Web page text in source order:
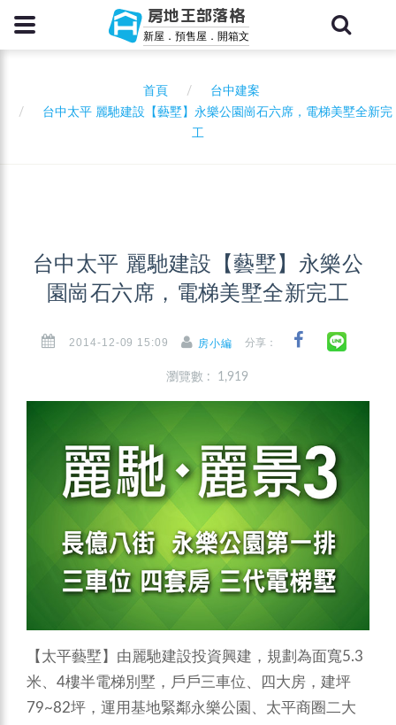
房地王部落格
新屋．預售屋．開箱文
首頁
台中建案
台中太平 麗馳建設【藝墅】永樂公園崗石六席，電梯美墅全新完
工
台中太平 麗馳建設【藝墅】永樂公
園崗石六席，電梯美墅全新完工
2014-12-09 15:09 房小編 分享：
瀏覽數 : 1,919
【太平藝墅】由麗馳建設投資興建，規劃為面寬5.3
米、4樓半電梯別墅，戶戶三車位、四大房，建坪
79~82坪，運用基地緊鄰永樂公園、太平商圈二大